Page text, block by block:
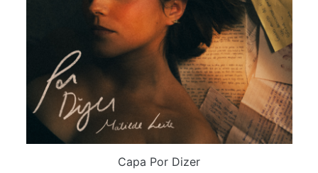
Capa Por Dizer